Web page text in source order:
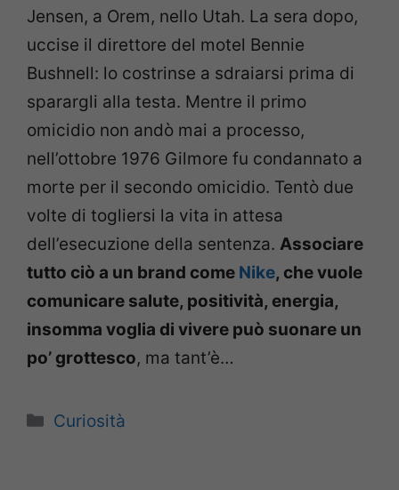
Jensen, a Orem, nello Utah. La sera dopo,
uccise il direttore del motel Bennie
Bushnell: lo costrinse a sdraiarsi prima di
sparargli alla testa. Mentre il primo
omicidio non andò mai a processo,
nell’ottobre 1976 Gilmore fu condannato a
morte per il secondo omicidio. Tentò due
volte di togliersi la vita in attesa
dell’esecuzione della sentenza. Associare
tutto ciò a un brand come Nike, che vuole
comunicare salute, positività, energia,
insomma voglia di vivere può suonare un
po’ grottesco, ma tant’è…
Categorie
Curiosità